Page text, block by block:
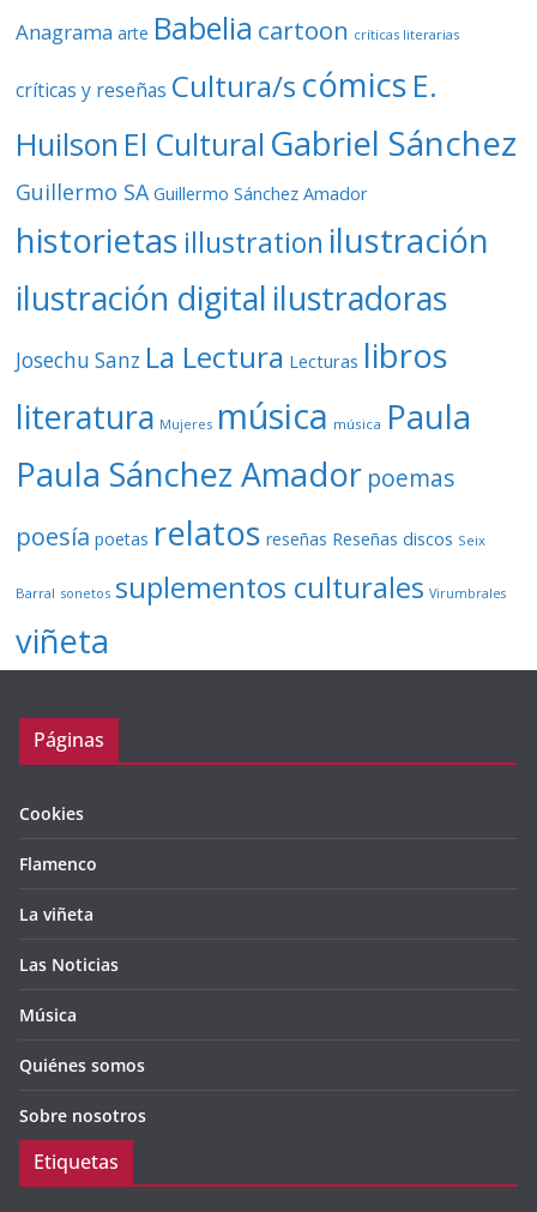
Anagrama arte Babelia cartoon críticas literarias
críticas y reseñas Cultura/s cómics E.
Huilson El Cultural Gabriel Sánchez
Guillermo SA Guillermo Sánchez Amador
historietas illustration ilustración
ilustración digital ilustradoras
Josechu Sanz La Lectura Lecturas libros
literatura Mujeres música música Paula
Paula Sánchez Amador poemas
poesía poetas relatos reseñas Reseñas discos Seix
Barral sonetos suplementos culturales Virumbrales
viñeta
Páginas
Cookies
Flamenco
La viñeta
Las Noticias
Música
Quiénes somos
Sobre nosotros
Etiquetas